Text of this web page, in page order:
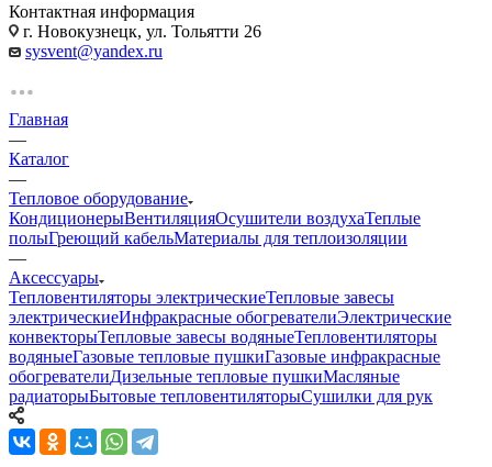
Контактная информация
г. Новокузнецк, ул. Тольятти 26
sysvent@yandex.ru
Главная
—
Каталог
—
Тепловое оборудование
КондиционерыВентиляцияОсушители воздухаТеплые
полыГреющий кабельМатериалы для теплоизоляции
—
Аксессуары
Тепловентиляторы электрическиеТепловые завесы
электрическиеИнфракрасные обогревателиЭлектрические
конвекторыТепловые завесы водяныеТепловентиляторы
водяныеГазовые тепловые пушкиГазовые инфракрасные
обогревателиДизельные тепловые пушкиМасляные
радиаторыБытовые тепловентиляторыСушилки для рук